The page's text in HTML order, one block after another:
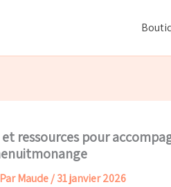
ressources pour
Maude/31 janvier 2026